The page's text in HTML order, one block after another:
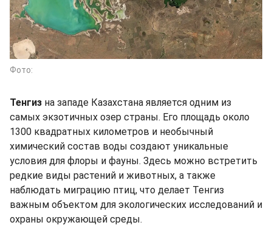
Фото:
Тенгиз на западе Казахстана является одним из
самых экзотичных озер страны. Его площадь около
1300 квадратных километров и необычный
химический состав воды создают уникальные
условия для флоры и фауны. Здесь можно встретить
редкие виды растений и животных, а также
наблюдать миграцию птиц, что делает Тенгиз
важным объектом для экологических исследований и
охраны окружающей среды.